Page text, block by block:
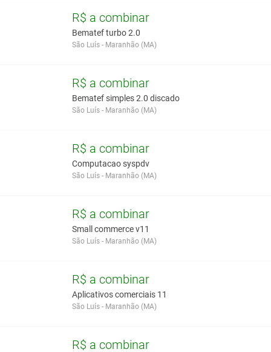
R$ a combinar
Bematef turbo 2.0
São Luís - Maranhão (MA)
R$ a combinar
Bematef simples 2.0 discado
São Luís - Maranhão (MA)
R$ a combinar
Computacao syspdv
São Luís - Maranhão (MA)
R$ a combinar
Small commerce v11
São Luís - Maranhão (MA)
R$ a combinar
Aplicativos comerciais 11
São Luís - Maranhão (MA)
R$ a combinar